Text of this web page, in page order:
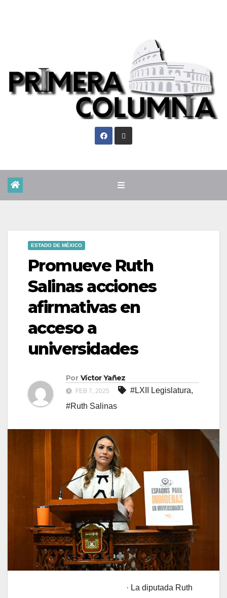
ESTADO DE MÉXICO
Promueve Ruth
Salinas acciones
afirmativas en
acceso a
universidades
Por Víctor Yañez
FEB 7, 2025 #LXII Legislatura,
#Ruth Salinas
· La diputada Ruth